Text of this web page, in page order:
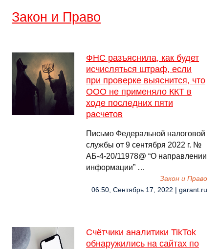
Закон и Право
ФНС разъяснила, как будет
исчисляться штраф, если
при проверке выяснится, что
ООО не применяло ККТ в
ходе последних пяти
расчетов
Письмо Федеральной налоговой
службы от 9 сентября 2022 г. №
АБ-4-20/11978@ “О направлении
информации” …
Закон и Право
06:50, Сентябрь 17, 2022 | garant.ru
Счётчики аналитики TikTok
обнаружились на сайтах по